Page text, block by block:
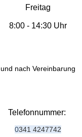
Freitag
8:00 - 14:30 Uhr
und nach Vereinbarung
Telefonnummer:
0341 4247742